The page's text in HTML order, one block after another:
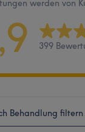
werden von
399
Behandlung filtern